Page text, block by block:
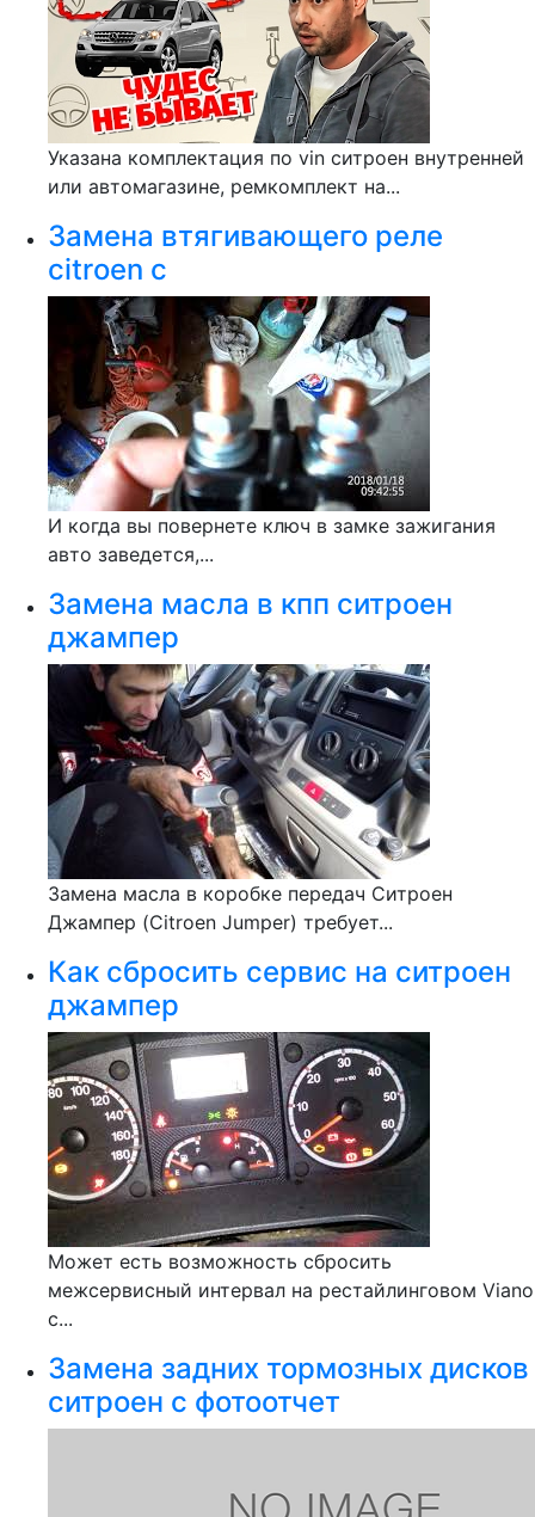
Указана комплектация по vin ситроен внутренней
или автомагазине, ремкомплект на...
Замена втягивающего реле
citroen c
И когда вы повернете ключ в замке зажигания
авто заведется,...
Замена масла в кпп ситроен
джампер
Замена масла в коробке передач Ситроен
Джампер (Citroen Jumper) требует...
Как сбросить сервис на ситроен
джампер
Может есть возможность сбросить
межсервисный интервал на рестайлинговом Viano
с...
Замена задних тормозных дисков
ситроен с фотоотчет